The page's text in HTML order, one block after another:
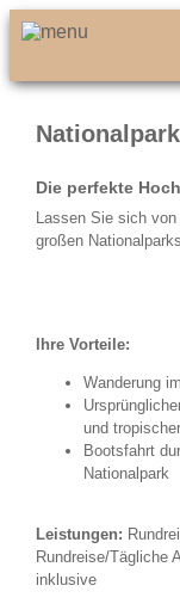
Die perfekte
Lassen Sie sich
großen
Ihre Vorteile:
Wanderung
und
Bootsfahrt
Nationalpark
Leistungen:
Rundreise/Tägliche
inklusive